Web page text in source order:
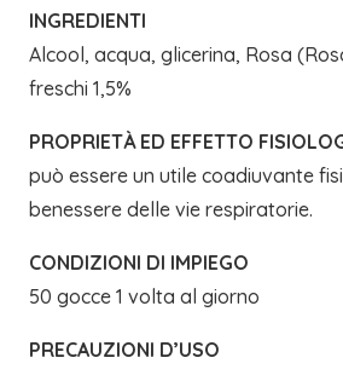
INGREDIENTI
Alcool, acqua, glicerina, Rosa
freschi 1,5%
PROPRIETÀ ED EFFETTO
può essere un utile coadiuvante
benessere delle vie respiratorie.
CONDIZIONI DI IMPIEGO
50 gocce 1 volta al giorno
PRECAUZIONI D’USO